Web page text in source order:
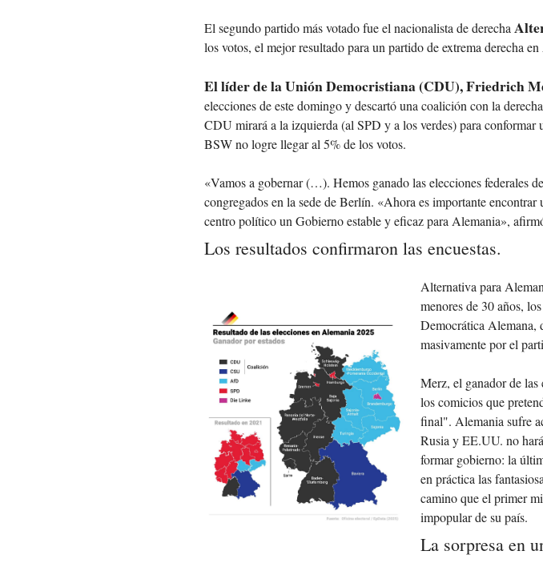
El segundo partido más votado fue el nacionalista de derecha
los votos, el mejor resultado para un partido de extrema derecha
El líder de la Unión Democristiana (CDU), Friedrich
elecciones de este domingo y descartó una coalición con la
CDU mirará a la izquierda (al SPD y a los verdes) para
BSW no logre llegar al 5% de los votos.
«Vamos a gobernar (…). Hemos ganado las elecciones federales
congregados en la sede de Berlín. «Ahora es importante
centro político un Gobierno estable y eficaz para Alemania»,
Los resultados confirmaron las encuestas.
Alternativa para
menores de 30 años,
Democrática Alemana,
masivamente por el
Merz, el ganador de
los comicios que
final". Alemania sufre
Rusia y EE.UU. no
formar gobierno: la
en práctica las
camino que el primer
impopular de su país.
La sorpresa en